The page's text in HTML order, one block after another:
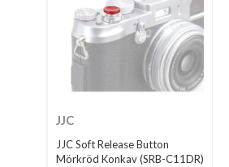
JJC
JJC Soft Release Button
Mörkröd Konkav (SRB-C11DR)